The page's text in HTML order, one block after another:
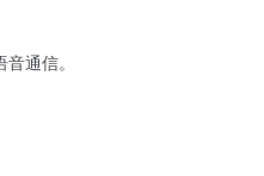
通信。